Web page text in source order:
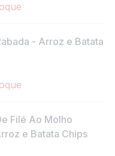
- Arroz e Batata
Filé Ao Molho
e Batata Chips